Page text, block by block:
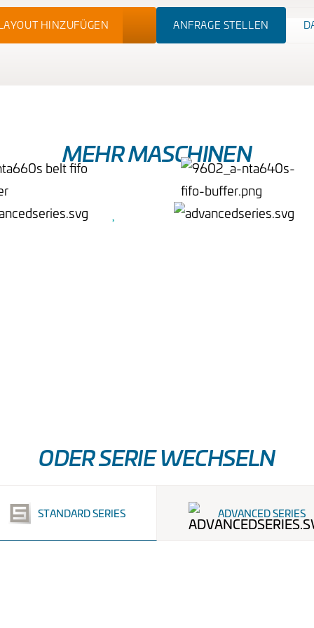
HINZUFÜGEN ANFRAGE STELLEN
MEHR MASCHINEN
ODER SERIE WECHSELN
STANDARDSERIES ADVANCEDSERIES